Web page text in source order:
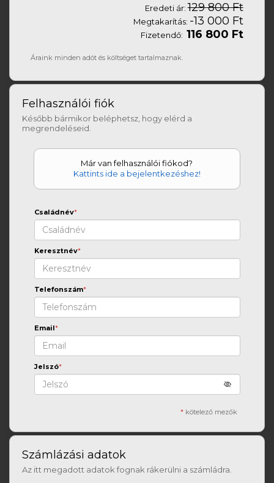
Eredeti ár:129 800 Ft
Megtakarítás: -13 000 Ft
Fizetendő: 116 800 Ft
Áraink minden adót és költséget tartalmaznak.
Felhasználói fiók
Később bármikor beléphetsz, hogy elérd a
megrendeléseid.
Már van felhasználói fiókod?
Kattints ide a bejelentkezéshez!
Családnév*
Keresztnév*
Telefonszám*
Email*
Jelszó*
* kötelező mezők
Számlázási adatok
Az itt megadott adatok fognak rákerülni a számládra.